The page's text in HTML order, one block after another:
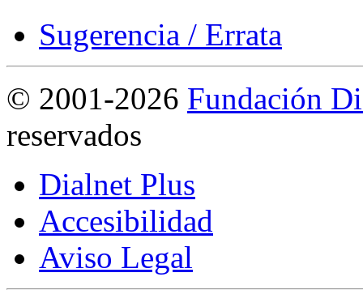
Sugerencia / Errata
© 2001-2026 Fundación
reservados
Dialnet Plus
Accesibilidad
Aviso Legal